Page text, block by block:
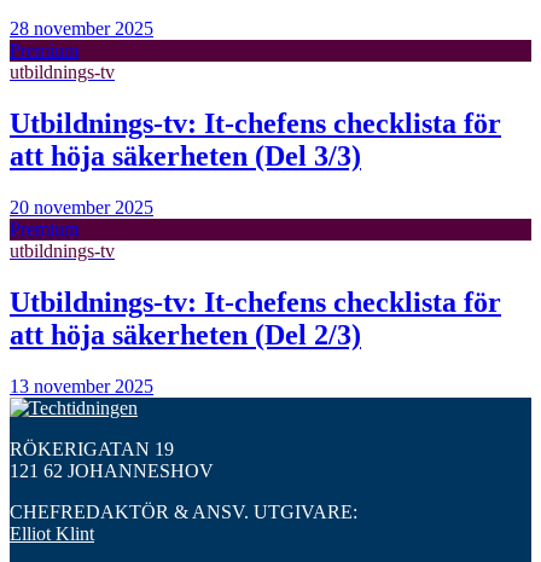
28 november 2025
Premium
utbildnings-tv
Utbildnings-tv: It-chefens checklista för
att höja säkerheten (Del 3/3)
20 november 2025
Premium
utbildnings-tv
Utbildnings-tv: It-chefens checklista för
att höja säkerheten (Del 2/3)
13 november 2025
RÖKERIGATAN 19
121 62 JOHANNESHOV
CHEFREDAKTÖR & ANSV. UTGIVARE:
Elliot Klint